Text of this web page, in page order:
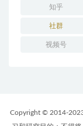
知乎
社群
视频号
Copyright © 2014-